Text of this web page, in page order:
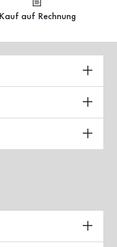
Kauf auf Rechnung